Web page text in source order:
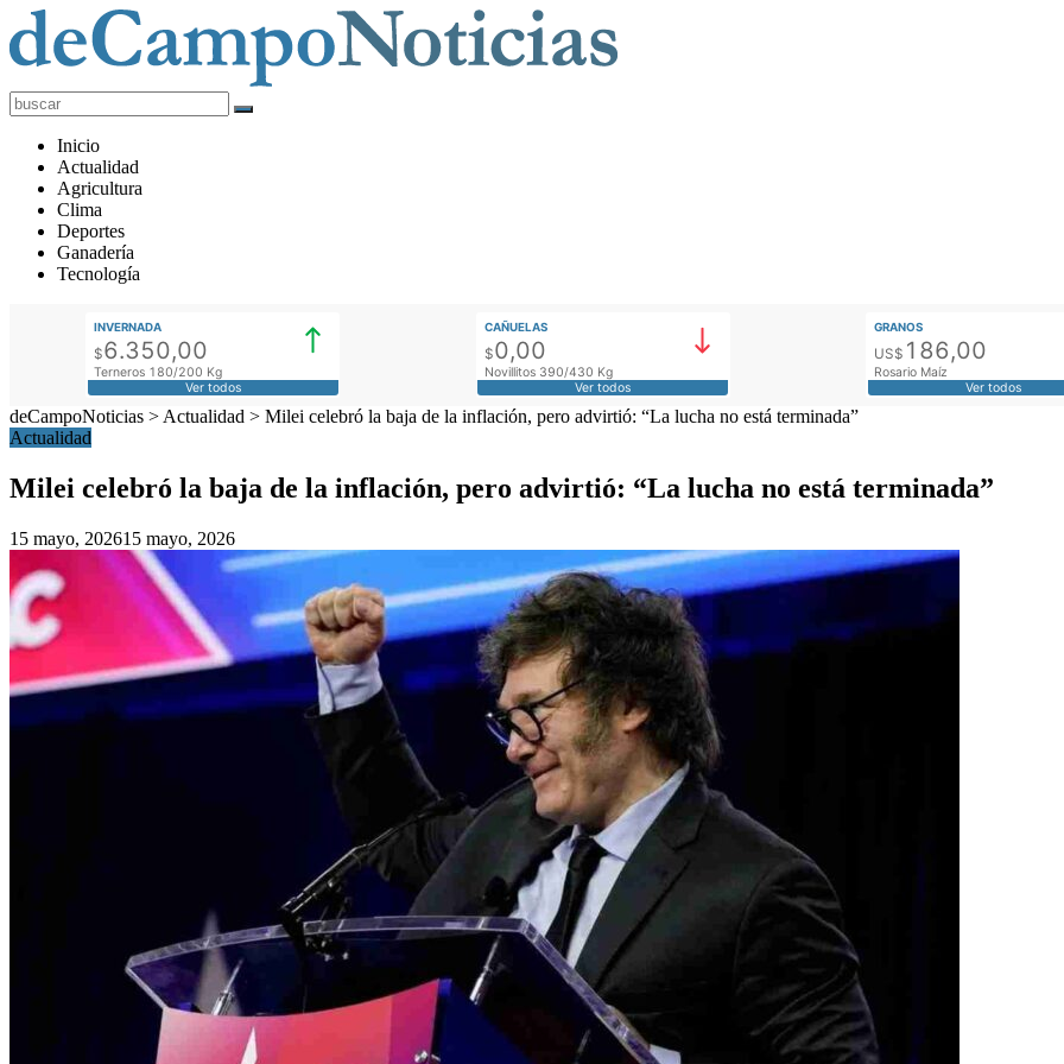
deCampoNoticias
Actualidad
Agropecuaria
Inicio
Actualidad
Agricultura
Clima
Deportes
Ganadería
Tecnología
INVERNADA
$6.350,00
Terneros 180/200 Kg
Ver todos
CAÑUELAS
$0,00
Novillitos 390/430 Kg
Ver todos
GRANOS
US$ 186,00
Rosario Maíz
Ver todos
deCampoNoticias > Actualidad > Milei celebró la baja de la inflación, pero advirtió: “La lucha no está terminada”
Actualidad
Milei celebró la baja de la inflación, pero advirtió: “La lucha no está terminada”
15 mayo, 202615 mayo, 2026